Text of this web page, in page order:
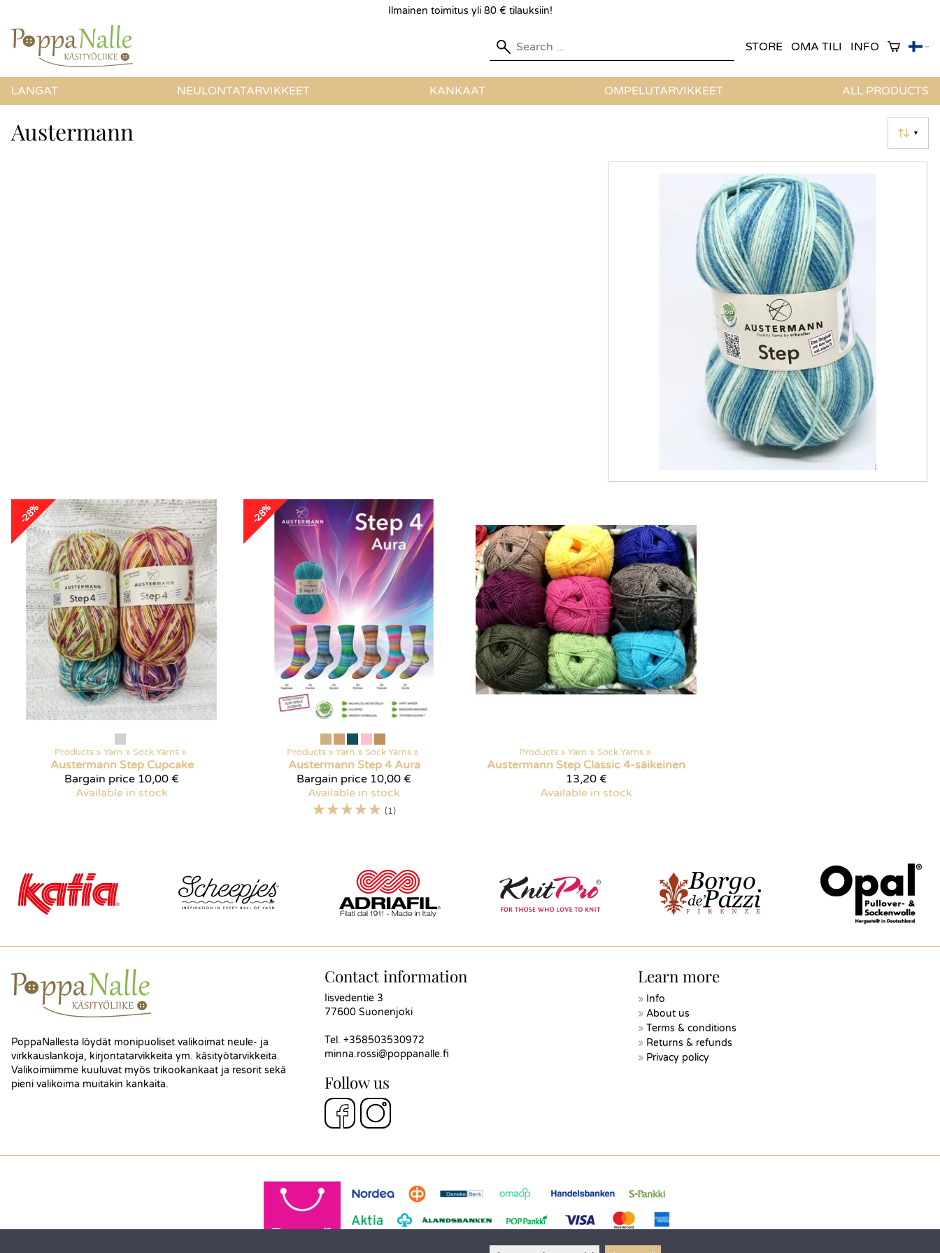
Ilmainen toimitus yli 80 € tilauksiin!
STORE OMA TILI INFO
LANGAT NEULONTATARVIKKEET KANKAAT OMPELUTARVIKKEET ALL PRODUCTS
▼
Austermann
-28%
Products ‪» Yarn ‪» Sock Yarns ‪»
Austermann Step Cupcake
Bargain price 10,00 €
Available in stock
-28%
Products ‪» Yarn ‪» Sock Yarns ‪»
Austermann Step 4 Aura
Bargain price 10,00 €
Available in stock
☆☆☆☆☆ (1)
Products ‪» Yarn ‪» Sock Yarns ‪»
Austermann Step Classic 4-säikeinen
13,20 €
Available in stock
PoppaNallesta löydät monipuoliset valikoimat neule- ja
virkkauslankoja, kirjontatarvikkeita ym. käsityötarvikkeita.
Valikoimiimme kuuluvat myös trikookankaat ja resorit sekä
pieni valikoima muitakin kankaita.
Contact information
Iisvedentie 3
77600 Suonenjoki
Tel. +358503530972
minna.rossi@poppanalle.fi
Follow us
Learn more
Info
About us
Terms & conditions
Returns & refunds
Privacy policy